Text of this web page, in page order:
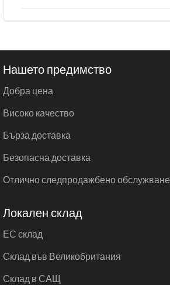
Нашето предимство
Добра цена
Високо качество
Бърза доставка
Безопасна доставка
Отлично следпродажбено обслужване
Локален склад
ЕС склад
Склад във Великобритания
Склад в САЩ